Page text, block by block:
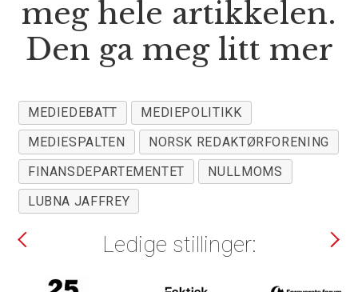
meg hele artikkelen.
Den ga meg litt mer
MEDIEDEBATT
MEDIEPOLITIKK
MEDIESPALTEN
NORSK REDAKTØRFORENING
FINANSDEPARTEMENTET
NULLMOMS
LUBNA JAFFREY
Ledige stillinger: